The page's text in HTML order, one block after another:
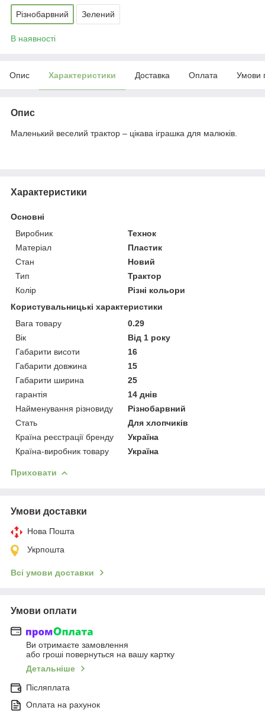
Різнобарвний Зелений
В наявності
Опис Характеристики Доставка Оплата Умови
Опис
Маленький веселий трактор – цікава іграшка для малюків.
Характеристики
Основні
Виробник
Технок
Матеріал
Пластик
Стан
Новий
Тип
Трактор
Колір
Різні кольори
Користувальницькі характеристики
Вага товару
0.29
Вік
Від 1 року
Габарити висоти
16
Габарити довжина
15
Габарити ширина
25
гарантія
14 днів
Найменування різновиду
Різнобарвний
Стать
Для хлопчиків
Країна реєстрації бренду
Україна
Країна-виробник товару
Україна
Приховати
Умови доставки
Нова Пошта
Укрпошта
Всі умови доставки
Умови оплати
Ви отримаєте замовлення
або гроші повернуться на вашу картку
Детальніше
Післяплата
Оплата на рахунок